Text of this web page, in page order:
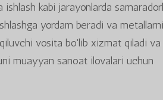
kabi jarayonlarda
yordam beradi va
vosita bo'lib xizmat qiladi va
muayyan sanoat ilovalari uchun